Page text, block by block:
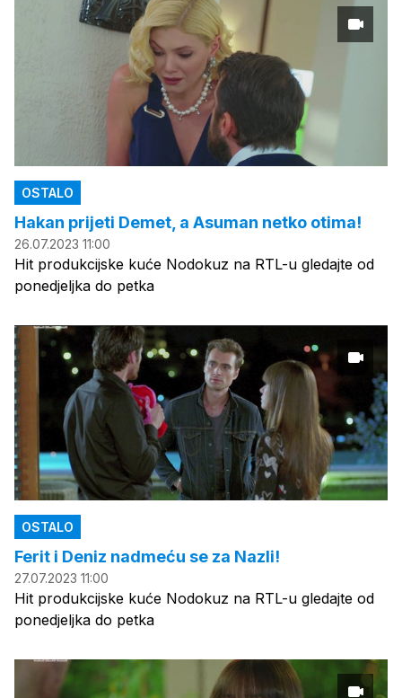
OSTALO
Hakan prijeti Demet, a Asuman netko otima!
26.07.2023 11:00
Hit produkcijske kuće Nodokuz na RTL-u gledajte od
ponedjeljka do petka
OSTALO
Ferit i Deniz nadmeću se za Nazli!
27.07.2023 11:00
Hit produkcijske kuće Nodokuz na RTL-u gledajte od
ponedjeljka do petka